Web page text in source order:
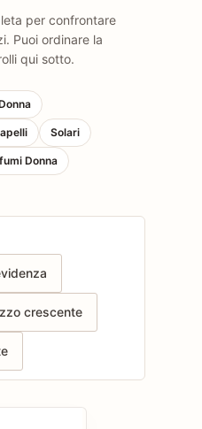
per confrontare
Puoi ordinare la
qui sotto.
Solari
Donna
crescente